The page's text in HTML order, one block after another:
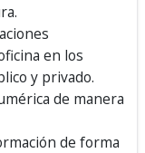
en los
y privado.
de manera
de forma